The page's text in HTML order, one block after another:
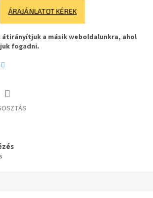
ÁRAJÁNLATOT KÉREK
a másik weboldalunkra, ahol
fogadni.